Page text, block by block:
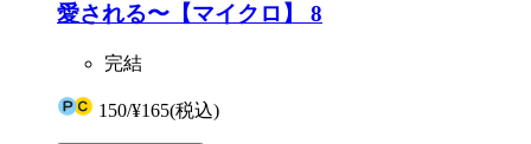
愛される〜【マイクロ】 8
完結
150/¥165(税込)